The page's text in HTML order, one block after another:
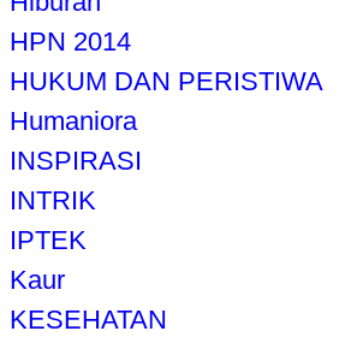
HPN 2014
HUKUM DAN PERISTIWA
Humaniora
INSPIRASI
INTRIK
IPTEK
Kaur
KESEHATAN